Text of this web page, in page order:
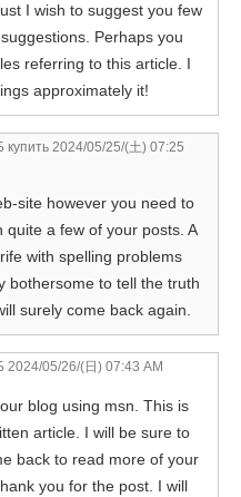
I wish to suggest you few
Perhaps you
referring to this article. I
approximately it!
купить 2024/05/25/(土) 07:25
site however you need to
quite a few of your posts. A
with spelling problems
bothersome to tell the truth
surely come back again.
2024/05/26/(日) 07:43 AM
blog using msn. This is
article. I will be sure to
back to read more of your
you for the post. I will